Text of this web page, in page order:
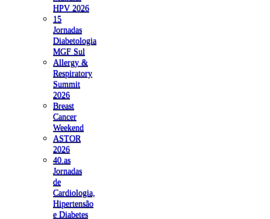
HPV 2026
15
Jornadas
Diabetologia
MGF Sul
Allergy &
Respiratory
Summit
2026
Breast
Cancer
Weekend
ASTOR
2026
40.as
Jornadas
de
Cardiologia,
Hipertensão
e Diabetes